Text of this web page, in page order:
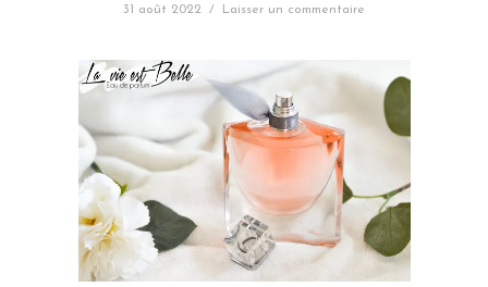
31 août 2022 / Laisser un commentaire